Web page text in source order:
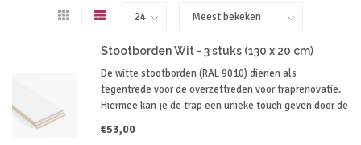
Stootborden Wit - 3 stuks (130 x 20 cm)
De witte stootborden (RAL 9010) dienen als
tegentrede voor de overzettreden voor traprenovatie.
Hiermee kan je de trap een unieke touch geven door de
gekozen verfkleur.
€53,00